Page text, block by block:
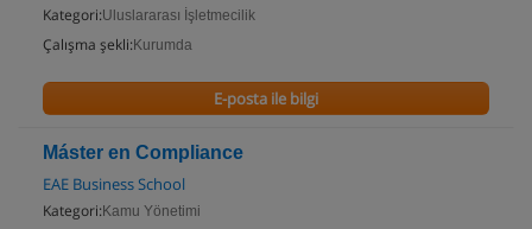
Kategori:Uluslararası İşletmecilik
Çalışma şekli: Kurumda
E-posta ile bilgi
Máster en Compliance
EAE Business School
Kategori: Kamu Yönetimi